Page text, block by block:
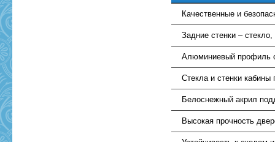
Качественные и
Задние стенки –
Алюминиевый профиль
Стекла и стенки
Белоснежный акрил
Высокая прочность